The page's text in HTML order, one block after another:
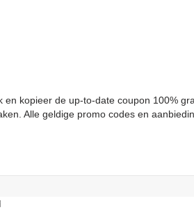
kopieer de up-to-date coupon 100%
Alle geldige promo codes en